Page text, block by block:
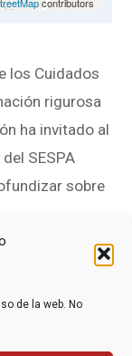
de la web. No
los Cuidados
rigurosa
ha invitado al
SESPA
sobre
en el Centro